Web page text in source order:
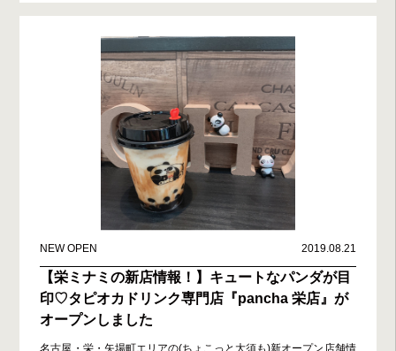
NEW OPEN 2019.08.21
【栄ミナミの新店情報！】キュートなパンダが目
印♡タピオカドリンク専門店『pancha 栄店』が
オープンしました
名古屋・栄・矢場町エリアの(ちょこっと大須も)新オープン店舗情